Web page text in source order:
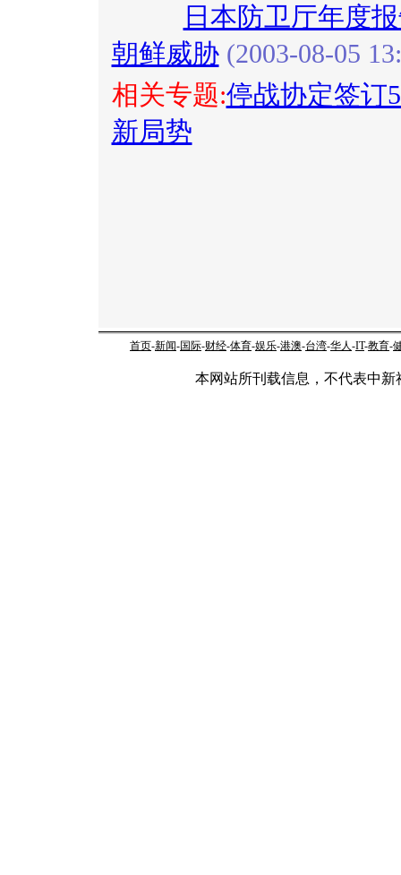
日本防卫厅年度
朝鲜威胁(2003-08-05
相关专题:停战协定签订
新局势
首页-新闻-国际-财经-体育-娱乐-港澳-台湾-华人-IT-教育-
本网站所刊载信息，不代表中